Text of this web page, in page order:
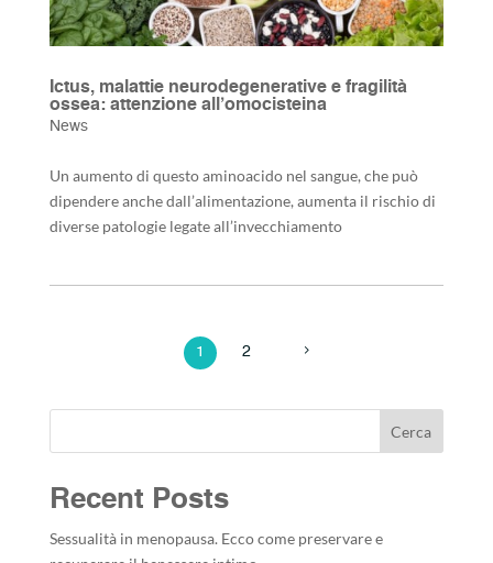
Ictus, malattie neurodegenerative e fragilità
ossea: attenzione all’omocisteina
News
Un aumento di questo aminoacido nel sangue, che può
dipendere anche dall’alimentazione, aumenta il rischio di
diverse patologie legate all’invecchiamento
1 2
Cerca
Recent Posts
Sessualità in menopausa. Ecco come preservare e